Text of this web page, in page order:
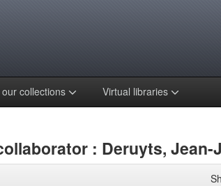
collections Virtual libraries
: Deruyts, Jean-